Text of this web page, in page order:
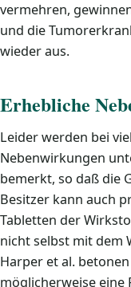
vermehren,
und die
wieder aus.
Erhebliche
Leider werden bei
Nebenwirkungen
bemerkt, so daß die
Besitzer kann auch
Tabletten der
nicht selbst mit dem
Harper et al.
möglicherweise eine